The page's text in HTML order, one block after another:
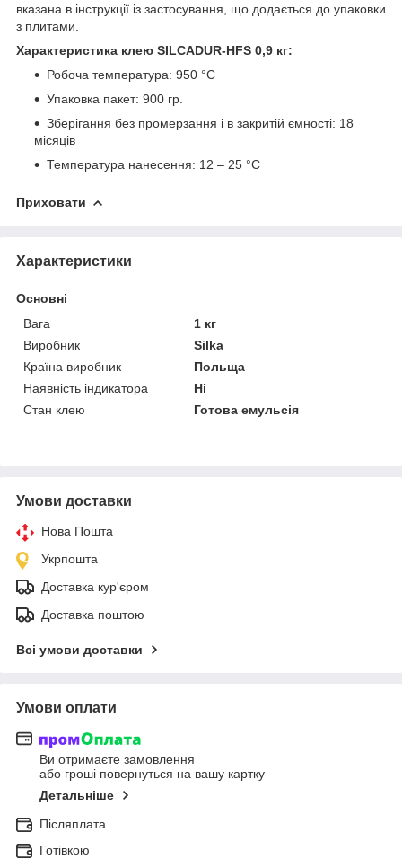
вказана в інструкції із застосування, що додається до упаковки
з плитами.
Характеристика клею SILCADUR-HFS 0,9 кг:
Робоча температура: 950 °C
Упаковка пакет: 900 гр.
Зберігання без промерзання і в закритій ємності: 18
місяців
Температура нанесення: 12 – 25 °C
Приховати
Характеристики
Основні
Вага
1 кг
Виробник
Silka
Країна виробник
Польща
Наявність індикатора
Ні
Стан клею
Готова емульсія
Умови доставки
Нова Пошта
Укрпошта
Доставка кур'єром
Доставка поштою
Всі умови доставки
Умови оплати
Ви отримаєте замовлення
або гроші повернуться на вашу картку
Детальніше
Післяплата
Готівкою